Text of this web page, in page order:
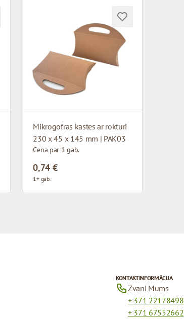
Mikrogofras kastes ar rokturi
230 x 45 x 145 mm | PAK03
Cena par 1 gab.
0,74 €
1+ gab.
KONTAKTINFORMĀCIJA
Zvani Mums
+ 371 22178498
+ 371 67552662